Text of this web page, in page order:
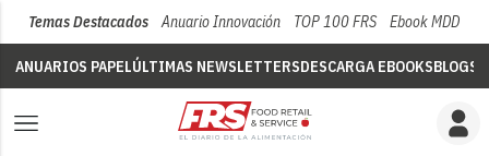
Temas Destacados Anuario Innovación TOP 100 FRS Ebook MDD
ANUARIOS PAPELÚLTIMAS NEWSLETTERSDESCARGA EBOOKSBLOGS